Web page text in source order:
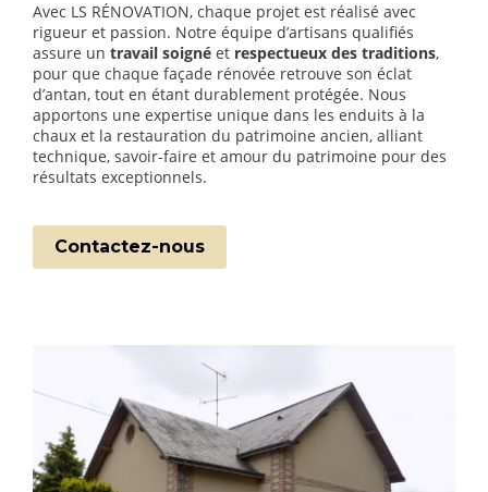
Avec LS RÉNOVATION, chaque projet est réalisé avec
rigueur et passion. Notre équipe d’artisans qualifiés
assure un travail soigné et respectueux des traditions,
pour que chaque façade rénovée retrouve son éclat
d’antan, tout en étant durablement protégée. Nous
apportons une expertise unique dans les enduits à la
chaux et la restauration du patrimoine ancien, alliant
technique, savoir-faire et amour du patrimoine pour des
résultats exceptionnels.
Contactez-nous